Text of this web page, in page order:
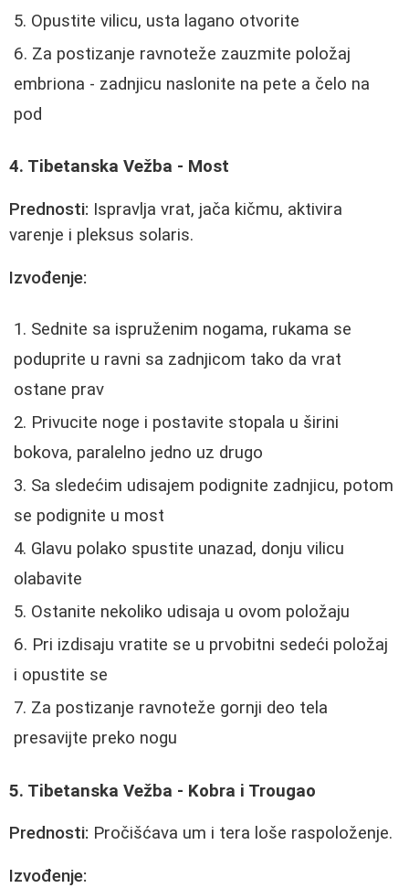
Opustite vilicu, usta lagano otvorite
Za postizanje ravnoteže zauzmite položaj
embriona - zadnjicu naslonite na pete a čelo na
pod
4. Tibetanska Vežba - Most
Prednosti: Ispravlja vrat, jača kičmu, aktivira
varenje i pleksus solaris.
Izvođenje:
Sednite sa ispruženim nogama, rukama se
poduprite u ravni sa zadnjicom tako da vrat
ostane prav
Privucite noge i postavite stopala u širini
bokova, paralelno jedno uz drugo
Sa sledećim udisajem podignite zadnjicu, potom
se podignite u most
Glavu polako spustite unazad, donju vilicu
olabavite
Ostanite nekoliko udisaja u ovom položaju
Pri izdisaju vratite se u prvobitni sedeći položaj
i opustite se
Za postizanje ravnoteže gornji deo tela
presavijte preko nogu
5. Tibetanska Vežba - Kobra i Trougao
Prednosti: Pročišćava um i tera loše raspoloženje.
Izvođenje: